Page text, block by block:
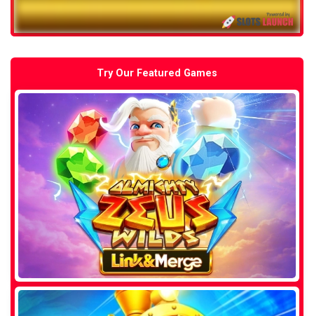
Try Our Featured Games